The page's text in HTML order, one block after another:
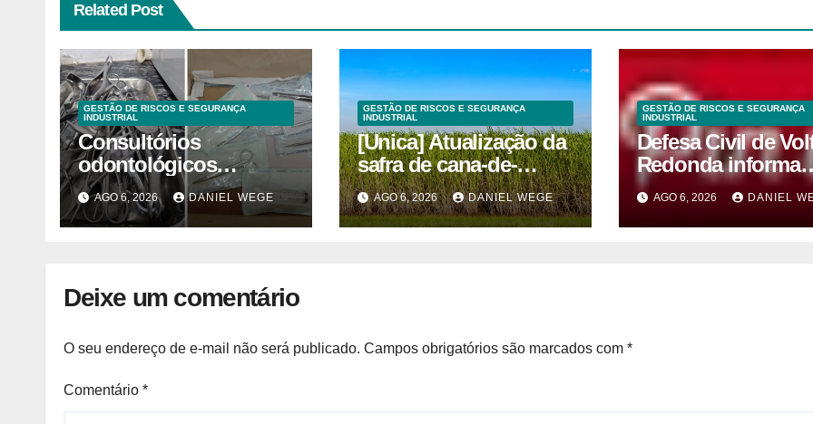
Related Post
GESTÃO DE RISCOS E SEGURANÇA
INDUSTRIAL
Consultórios
odontológicos
interditados em
Campinas superam
2025
AGO 6, 2026 DANIEL WEGE
GESTÃO DE RISCOS E SEGURANÇA
INDUSTRIAL
[Unica] Atualização da
safra de cana-de-
açúcar 2026/27 – 1ª e 2ª
quinzenas de junho
AGO 6, 2026 DANIEL WEGE
GESTÃO DE RISCOS E SEGURANÇA
INDUSTRIAL
Defesa Civil de
Redonda informa
sobre atos
por conta de efeitos
meteorológicos
AGO 6, 2026 DANIEL
Deixe um comentário
O seu endereço de e-mail não será publicado. Campos obrigatórios são marcados com *
Comentário *